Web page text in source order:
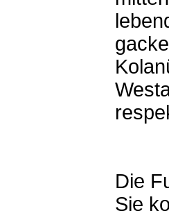
Die
Sie